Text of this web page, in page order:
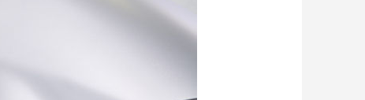
chaque parrainage
: 5€ de réduction